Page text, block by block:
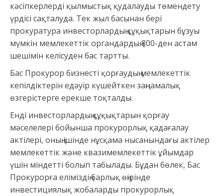
кәсіпкерлерді қылмыстық қудалауды төмендету
үрдісі сақталуда. Тек жыл басынан бері
прокуратура инвесторлардың құқықтарын бұзуы
мүмкін мемлекеттік органдардың 800-ден астам
шешімін келісуден бас тартты.
Бас Прокурор бизнесті қорғаудың мемлекеттік
кепілдіктерін едәуір күшейткен заңнамалық
өзгерістерге ерекше тоқталды.
Енді инвесторлардың құқықтарын қорғау
мәселелері бойынша прокурорлық қадағалау
актілері, оның ішінде нұсқама нысанындағы актілер
мемлекеттік және квазимемлекеттік ұйымдар
үшін міндетті болып табылады. Бұдан бөлек, Бас
Прокурорға еліміздің барлық өңірінде
инвестициялық жобаларды прокурорлық